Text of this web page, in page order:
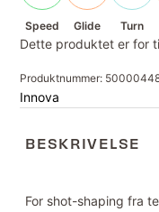
Speed Glide Turn
Dette produktet er for
Produktnummer:
Innova
BESKRIVELSE
For shot-shaping fra